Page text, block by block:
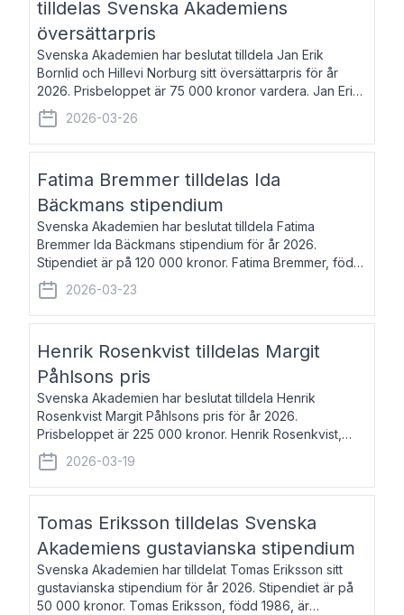
tilldelas Svenska Akademiens
översättarpris
Svenska Akademien har beslutat tilldela Jan Erik
Bornlid och Hillevi Norburg sitt översättarpris för år
2026. Prisbeloppet är 75 000 kronor vardera. Jan Erik
Bornlid, född 1947, är översättare från tyska. Han är
främst känd för sina översät
2026-03-26
Fatima Bremmer tilldelas Ida
Bäckmans stipendium
Svenska Akademien har beslutat tilldela Fatima
Bremmer Ida Bäckmans stipendium för år 2026.
Stipendiet är på 120 000 kronor. Fatima Bremmer, född
1977, är journalist och författare. Hon utkom i fjol med
boken Ligan. Klarakvarterens blodsyst
2026-03-23
Henrik Rosenkvist tilldelas Margit
Påhlsons pris
Svenska Akademien har beslutat tilldela Henrik
Rosenkvist Margit Påhlsons pris för år 2026.
Prisbeloppet är 225 000 kronor. Henrik Rosenkvist,
född 1965, är professor i nordiska språk vid Göteborgs
universitet. Han disputerade 2004 på avhan
2026-03-19
Tomas Eriksson tilldelas Svenska
Akademiens gustavianska stipendium
Svenska Akademien har tilldelat Tomas Eriksson sitt
gustavianska stipendium för år 2026. Stipendiet är på
50 000 kronor. Tomas Eriksson, född 1986, är